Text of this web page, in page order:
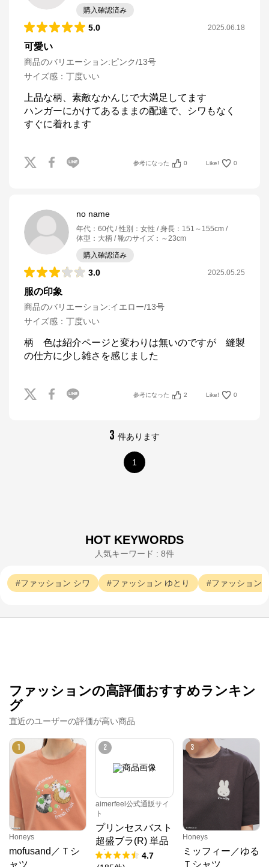
購入確認済み
5.0 2025.06.18
可愛い
商品のバリエーション:ピンク/13号
サイズ感 ： 丁度いい
上品な柄、素敵なかんじで大満足してます
ハンガーにかけてあるままの配達で、シワもなく
すぐに着れます
参考になった 0 Like! 0
no name
年代 ： 60代 性別 ： 女性 身長 ： 151～155cm
体型 ： 大柄 靴のサイズ ： ～23cm
購入確認済み
3.0 2025.05.25
服の印象
商品のバリエーション:イエロー/13号
サイズ感 ： 丁度いい
柄　色は紹介ページと変わりは無いのですが　縫製
の仕方に少し雑さを感じました
参考になった 2 Like! 0
3 件あります
1
HOT KEYWORDS
人気キーワード : 8件
ファッション シワ ファッション ゆとり ファッション
ファッションの高評価おすすめランキン
グ
直近のユーザーの評価が高い商品
1
Honeys
mofusand／Ｔシ
ャツ
2
aimerfeel公式通販サイ
ト
プリンセスバスト
超盛ブラ(R) 単品
ブラジャー4.7
3
Honeys
ミッフィー／ゆる
Ｔシャツ